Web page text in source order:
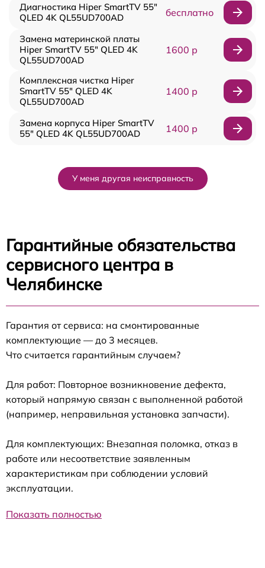
Диагностика Hiper SmartTV 55"
QLED 4K QL55UD700AD
бесплатно
Замена материнской платы
Hiper SmartTV 55" QLED 4K
QL55UD700AD
1600 р
Комплексная чистка Hiper
SmartTV 55" QLED 4K
QL55UD700AD
1400 р
Замена корпуса Hiper SmartTV
55" QLED 4K QL55UD700AD
1400 р
У меня другая неисправность
Гарантийные обязательства
сервисного центра в
Челябинске
Гарантия от сервиса: на смонтированные
комплектующие — до 3 месяцев.
Что считается гарантийным случаем?
Для работ: Повторное возникновение дефекта,
который напрямую связан с выполненной работой
(например, неправильная установка запчасти).
Для комплектующих: Внезапная поломка, отказ в
работе или несоответствие заявленным
характеристикам при соблюдении условий
эксплуатации.
Показать полностью